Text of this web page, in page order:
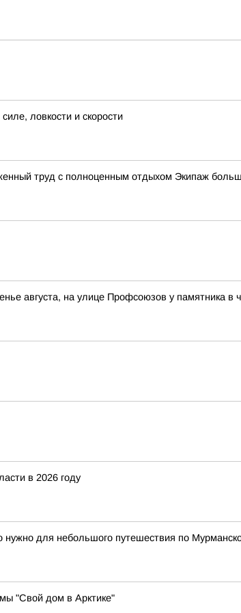
ловкости и скорости
труд с полноценным отдыхом Экипаж
августа, на улице Профсоюзов у памятника
в 2026 году
для небольшого путешествия по
"Свой дом в Арктике"